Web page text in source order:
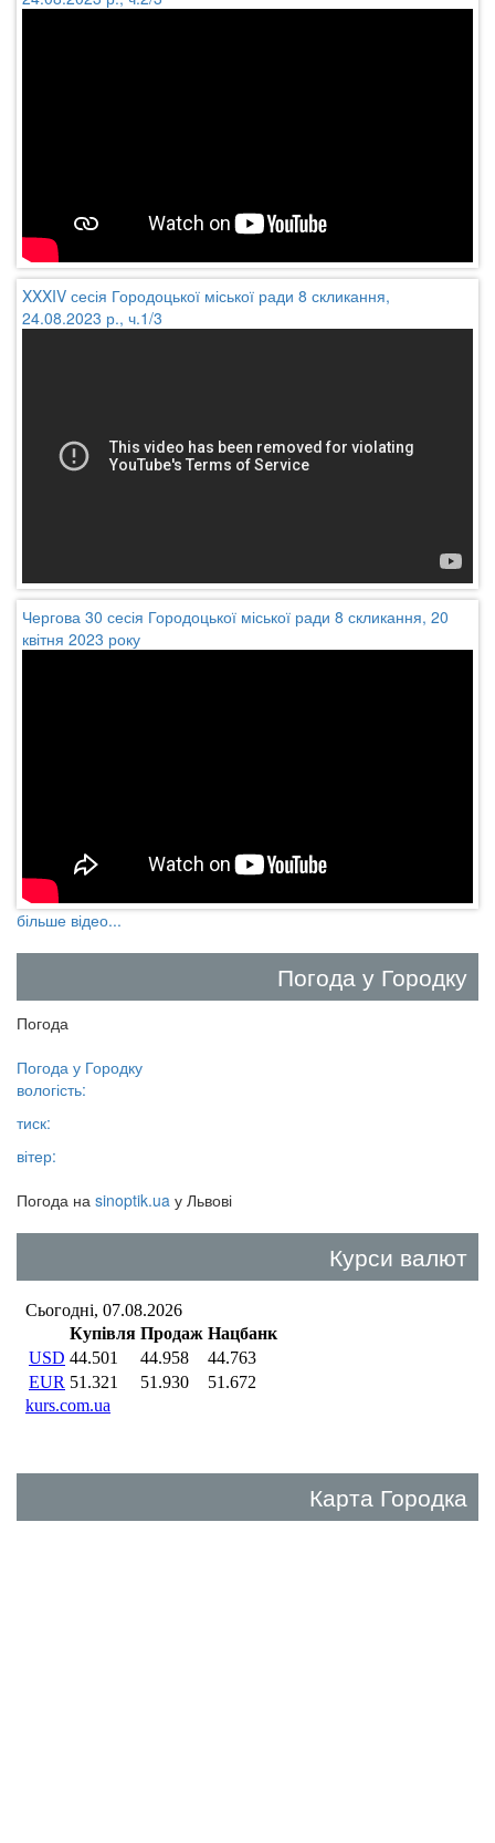
XXXIV сесія Городоцької міської ради 8 скликання,
24.08.2023 р., ч.1/3
Чергова 30 сесія Городоцької міської ради 8 скликання, 20
квітня 2023 року
більше відео...
Погода у Городку
Погода
Погода у Городку
вологість:
тиск:
вітер:
Погода на sinoptik.ua у Львові
Курси валют
Карта Городка